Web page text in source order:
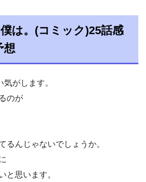
は。(コミック)25話感
想
がします。
のが
るんじゃないでしょうか。
と思います。